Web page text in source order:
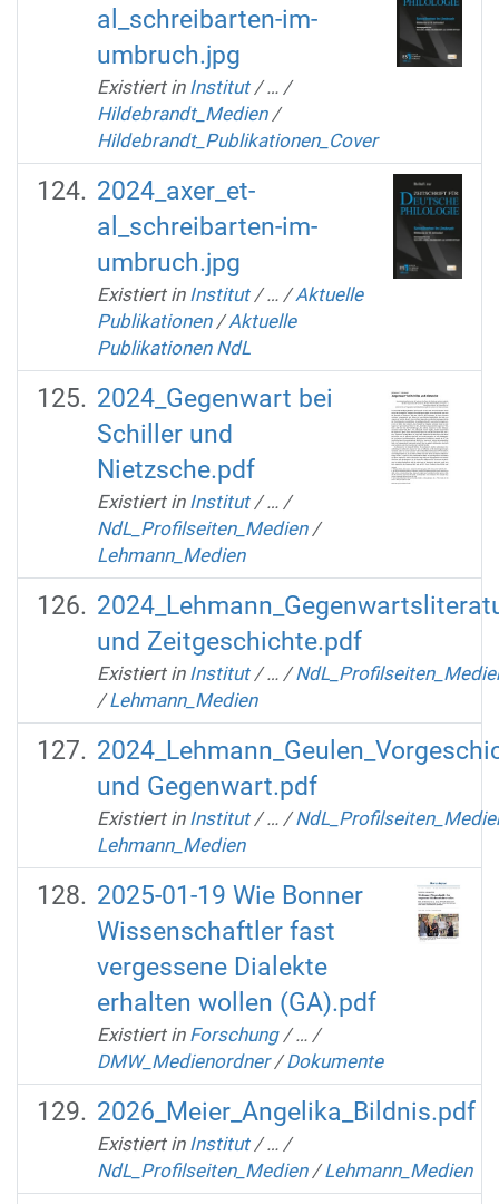
al_schreibarten-im-
umbruch.jpg
Existiert in Institut /… /
Hildebrandt_Medien /
Hildebrandt_Publikationen_Cover
2024_axer_et-
al_schreibarten-im-
umbruch.jpg
Existiert in Institut /… /Aktuelle
Publikationen /Aktuelle
Publikationen NdL
2024_Gegenwart bei
Schiller und
Nietzsche.pdf
Existiert in Institut /… /
NdL_Profilseiten_Medien /
Lehmann_Medien
und Zeitgeschichte.pdf
Existiert in Institut /… /
/Lehmann_Medien
und Gegenwart.pdf
Existiert in Institut /… /
Lehmann_Medien
2025-01-19 Wie Bonner
Wissenschaftler fast
vergessene Dialekte
erhalten wollen (GA).pdf
Existiert in Forschung /… /
DMW_Medienordner /Dokumente
2026_Meier_Angelika_Bildnis.pdf
Existiert in Institut /… /
NdL_Profilseiten_Medien /Lehmann_Medien